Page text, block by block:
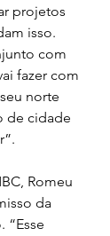
projetos
isso.
com
fazer com
norte
de cidade
Romeu
da
“Esse